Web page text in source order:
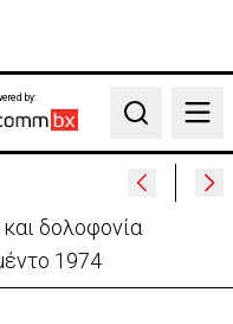
by:
Search
προς Ουκρανία